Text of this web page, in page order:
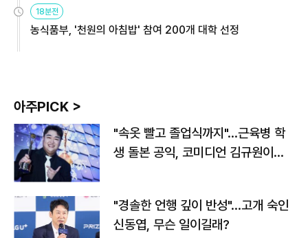
18분전
농식품부, '천원의 아침밥' 참여 200개 대학 선정
아주PICK >
"속옷 빨고 졸업식까지"…근육병 학
생 돌본 공익, 코미디언 김규원이었
"경솔한 언행 깊이 반성"…고개 숙인
신동엽, 무슨 일이길래?